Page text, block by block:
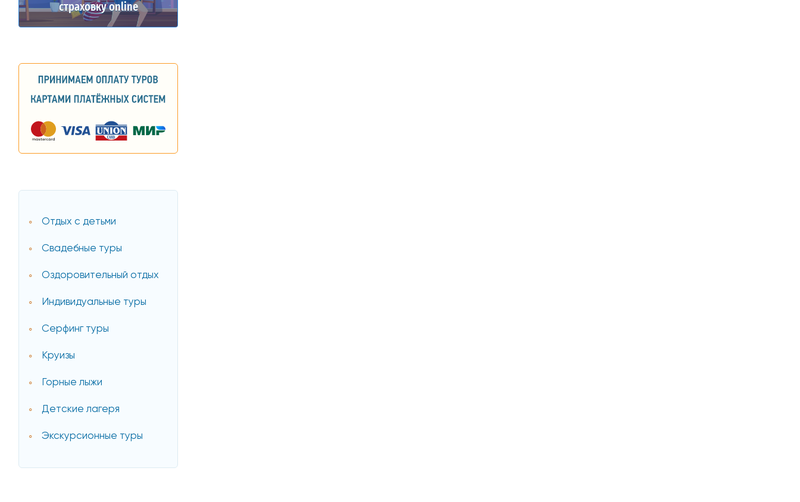
страховку online
Отдых с детьми
Свадебные туры
Оздоровительный отдых
Индивидуальные туры
Серфинг туры
Круизы
Горные лыжи
Детские лагеря
Экскурсионные туры